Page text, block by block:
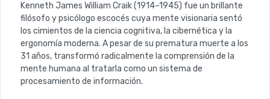
Kenneth James William Craik(1914–1945) fue un brillante
filósofo y psicólogo escocés cuya mente visionaria sentó
los cimientos de la ciencia cognitiva, la cibernética y la
ergonomía moderna. A pesar de su prematura muerte a los
31 años, transformó radicalmente la comprensión de la
mente humana al tratarla como un sistema de
procesamiento de información.